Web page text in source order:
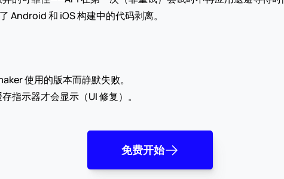
Android 和 iOS 构建中的代码剥离。
使用的版本而静默失败。
指示器才会显示（UI 修复）。
免费开始